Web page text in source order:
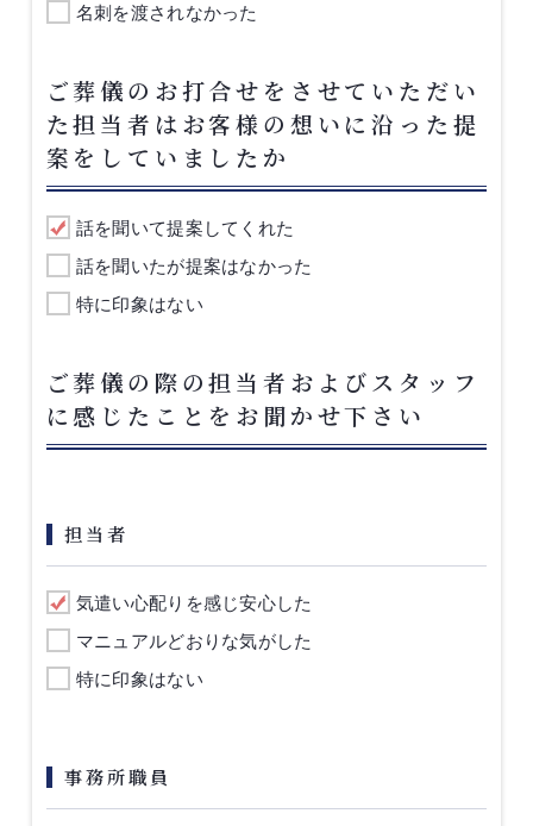
名刺を渡されなかった
ご葬儀のお打合せをさせていただい
た担当者はお客様の想いに沿った提
案をしていましたか
話を聞いて提案してくれた
話を聞いたが提案はなかった
特に印象はない
ご葬儀の際の担当者およびスタッフ
に感じたことをお聞かせ下さい
担当者
気遣い心配りを感じ安心した
マニュアルどおりな気がした
特に印象はない
事務所職員